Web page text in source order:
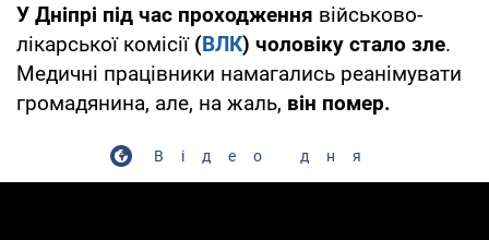
У Дніпрі під час проходження військово-
лікарської комісії (ВЛК) чоловіку стало зле.
Медичні працівники намагались реанімувати
громадянина, але, на жаль, він помер.
Відео дня